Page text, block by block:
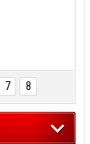
7 8